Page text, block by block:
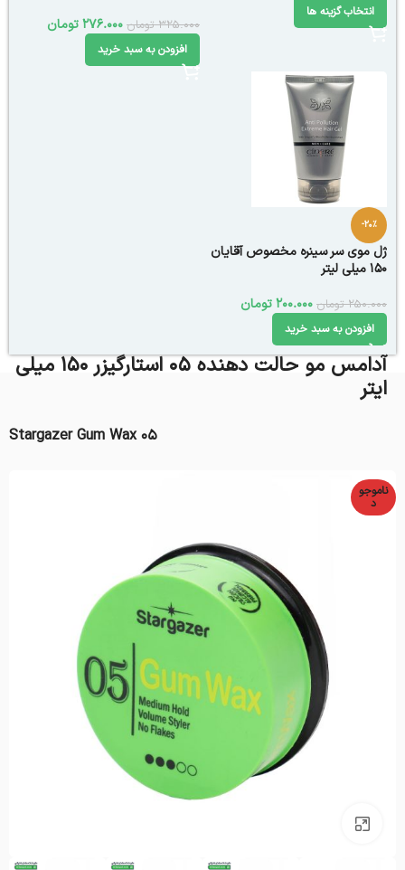
انتخاب گزینه ها
325.000 تومان 276.000تومان
افزودن به سبد خرید
-20%
ژل موی سر سینره مخصوص آقایان
150 میلی لیتر
250.000 تومان 200.000تومان
افزودن به سبد خرید
آدامس مو حالت دهنده 05 استارگیزر 150 میلی
ایتر
Stargazer Gum Wax 05
ناموجو
د